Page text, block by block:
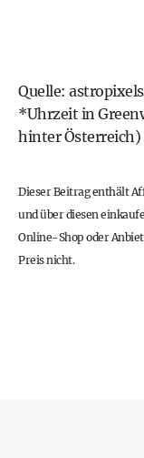
Quelle:
*Uhrzeit in
hinter Österreich)
Dieser Beitrag enthält
und über diesen
Online-Shop oder
Preis nicht.